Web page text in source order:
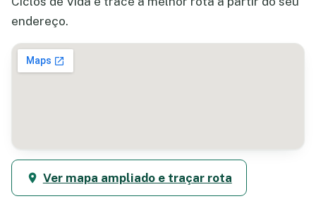
endereço.
Ver mapa ampliado e traçar rota